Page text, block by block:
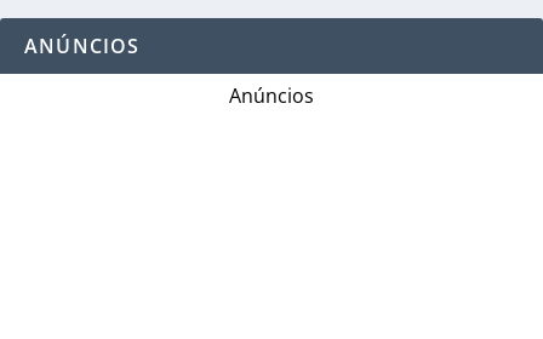
ANÚNCIOS
Anúncios